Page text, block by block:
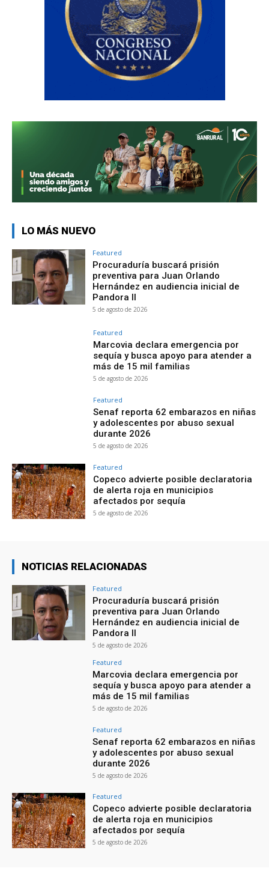
LO MÁS NUEVO
Featured
Procuraduría buscará prisión
preventiva para Juan Orlando
Hernández en audiencia inicial de
Pandora II
5 de agosto de 2026
Featured
Marcovia declara emergencia por
sequía y busca apoyo para atender a
más de 15 mil familias
5 de agosto de 2026
Featured
Senaf reporta 62 embarazos en niñas
y adolescentes por abuso sexual
durante 2026
5 de agosto de 2026
Featured
Copeco advierte posible declaratoria
de alerta roja en municipios
afectados por sequía
5 de agosto de 2026
NOTICIAS RELACIONADAS
Featured
Procuraduría buscará prisión
preventiva para Juan Orlando
Hernández en audiencia inicial de
Pandora II
5 de agosto de 2026
Featured
Marcovia declara emergencia por
sequía y busca apoyo para atender a
más de 15 mil familias
5 de agosto de 2026
Featured
Senaf reporta 62 embarazos en niñas
y adolescentes por abuso sexual
durante 2026
5 de agosto de 2026
Featured
Copeco advierte posible declaratoria
de alerta roja en municipios
afectados por sequía
5 de agosto de 2026